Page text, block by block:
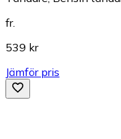
fr.
539 kr
Jämför pris